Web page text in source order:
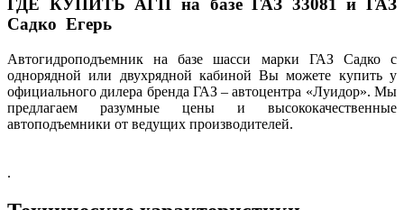
ГДЕ КУПИТЬ АГП на базе ГАЗ 33081 и ГАЗ
Садко Егерь
Автогидроподъемник на базе шасси марки ГАЗ Садко с
однорядной или двухрядной кабиной Вы можете купить у
официального дилера бренда ГАЗ – автоцентра «Луидор». Мы
предлагаем разумные цены и высококачественные
автоподъемники от ведущих производителей.
.